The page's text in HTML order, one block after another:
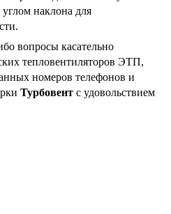
наклона для
вопросы касательно
тепловентиляторов ЭТП,
номеров телефонов и
Турбовент с удовольствием